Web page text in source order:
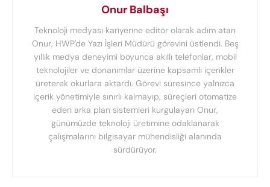
Onur Balbaşı
Teknoloji medyası kariyerine editör olarak adım atan
Onur, HWP'de Yazı İşleri Müdürü görevini üstlendi. Beş
yıllık medya deneyimi boyunca akıllı telefonlar, mobil
teknolojiler ve donanımlar üzerine kapsamlı içerikler
üreterek okurlara aktardı. Görevi süresince yalnızca
içerik yönetimiyle sınırlı kalmayıp, süreçleri otomatize
eden arka plan sistemleri kurgulayan Onur,
günümüzde teknoloji üretimine odaklanarak
çalışmalarını bilgisayar mühendisliği alanında
sürdürüyor.